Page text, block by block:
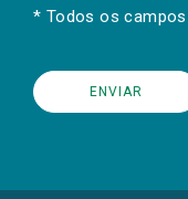
* Todos os